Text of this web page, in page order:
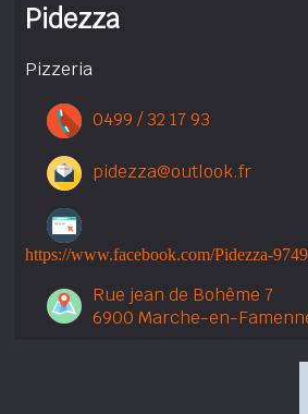
Pidezza
Pizzeria
0499 / 32 17 93
pidezza@outlook.fr
https://www.facebook.com/Pidezza-
Rue jean de Bohême 7
6900 Marche-en-